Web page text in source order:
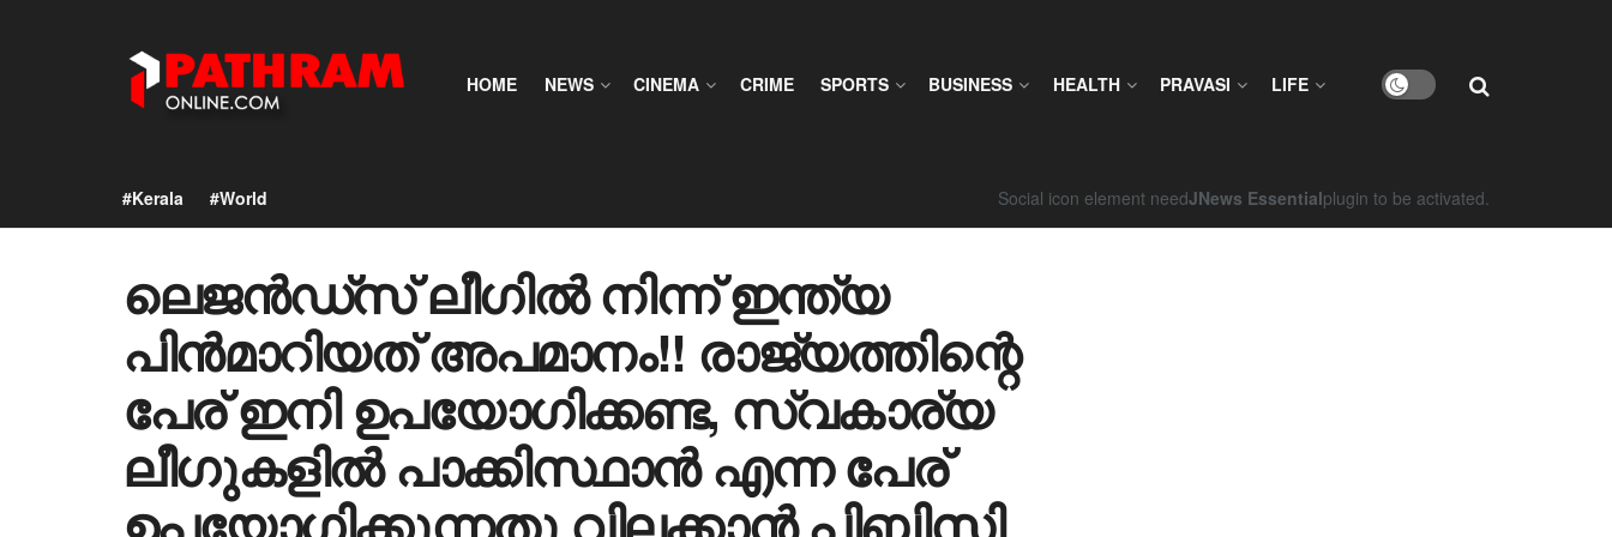
HOME NEWS CINEMA CRIME SPORTS BUSINESS HEALTH PRAVASI LIFE
#Kerala #World Social icon element needJNews Essentialplugin to be activated.
ലെജൻഡ്‌സ് ലീഗിൽ നിന്ന് ഇന്ത്യ
പിൻമാറിയത് അപമാനം!! രാജ്യത്തിന്റെ
പേര് ഇനി ഉപയോ​ഗിക്കണ്ട, സ്വകാര്യ
ലീ​ഗുകളിൽ പാക്കിസ്ഥാൻ എന്ന പേര്